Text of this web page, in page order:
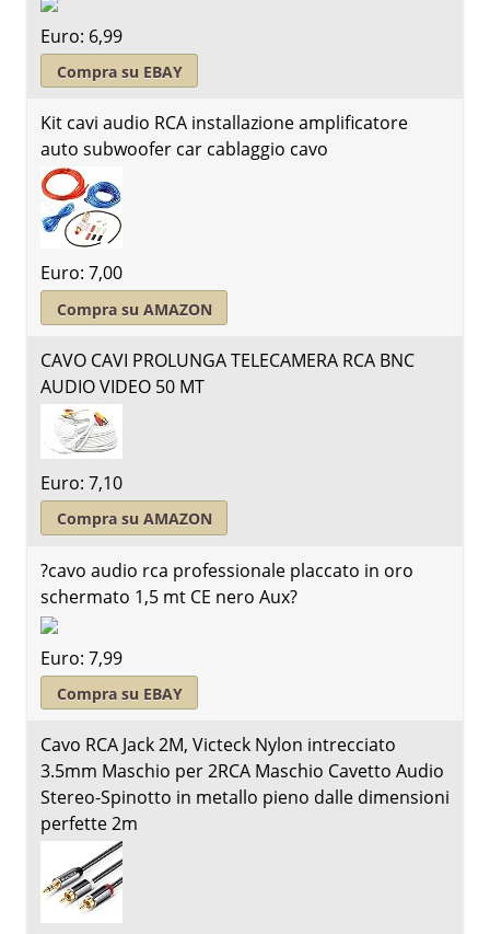
Euro: 6,99
Compra su EBAY
Kit cavi audio RCA installazione amplificatore
auto subwoofer car cablaggio cavo
Euro: 7,00
Compra su AMAZON
CAVO CAVI PROLUNGA TELECAMERA RCA BNC
AUDIO VIDEO 50 MT
Euro: 7,10
Compra su AMAZON
?cavo audio rca professionale placcato in oro
schermato 1,5 mt CE nero Aux?
Euro: 7,99
Compra su EBAY
Cavo RCA Jack 2M, Victeck Nylon intrecciato
3.5mm Maschio per 2RCA Maschio Cavetto Audio
Stereo-Spinotto in metallo pieno dalle dimensioni
perfette 2m